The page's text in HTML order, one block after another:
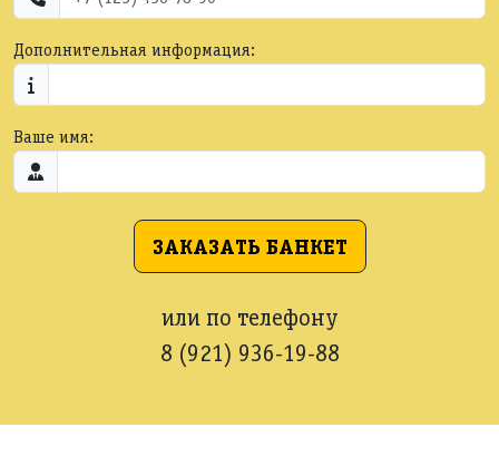
Дополнительная информация:
Ваше имя:
ЗАКАЗАТЬ БАНКЕТ
или по телефону
8 (921) 936-19-88